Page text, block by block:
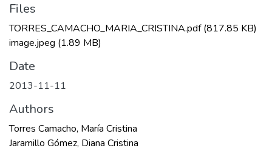
Files
TORRES_CAMACHO_MARIA_CRISTINA.pdf(817.85 KB)
image.jpeg (1.89 MB)
Date
2013-11-11
Authors
Torres Camacho, María Cristina
Jaramillo Gómez, Diana Cristina